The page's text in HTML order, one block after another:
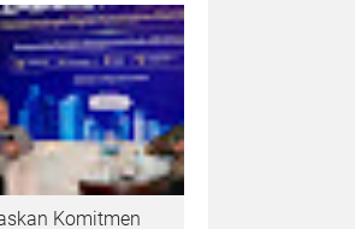
Komitmen